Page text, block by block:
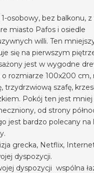
1-osobowy, bez balkonu,
miasto Pafos i osiedle
willi. Ten
się na pierwszym
jest w wygodne
o rozmiarze 100x200 cm,
trzydrzwiową szafę,
Pokój ten jest mniej
od strony
jest bardzo polecany na
grecka, Netflix,
dyspozycji.
dyspozycji wspólna